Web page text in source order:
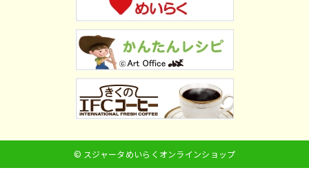
© スジャータめいらくオンラインショップ